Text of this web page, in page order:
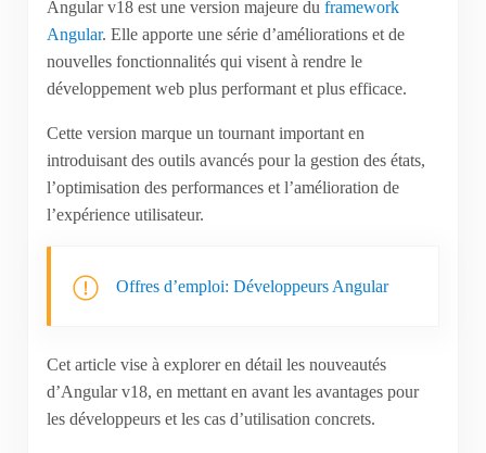
Angular v18 est une version majeure du framework
Angular. Elle apporte une série d’améliorations et de
nouvelles fonctionnalités qui visent à rendre le
développement web plus performant et plus efficace.
Cette version marque un tournant important en
introduisant des outils avancés pour la gestion des états,
l’optimisation des performances et l’amélioration de
l’expérience utilisateur.
Offres d’emploi: Développeurs Angular
Cet article vise à explorer en détail les nouveautés
d’Angular v18, en mettant en avant les avantages pour
les développeurs et les cas d’utilisation concrets.